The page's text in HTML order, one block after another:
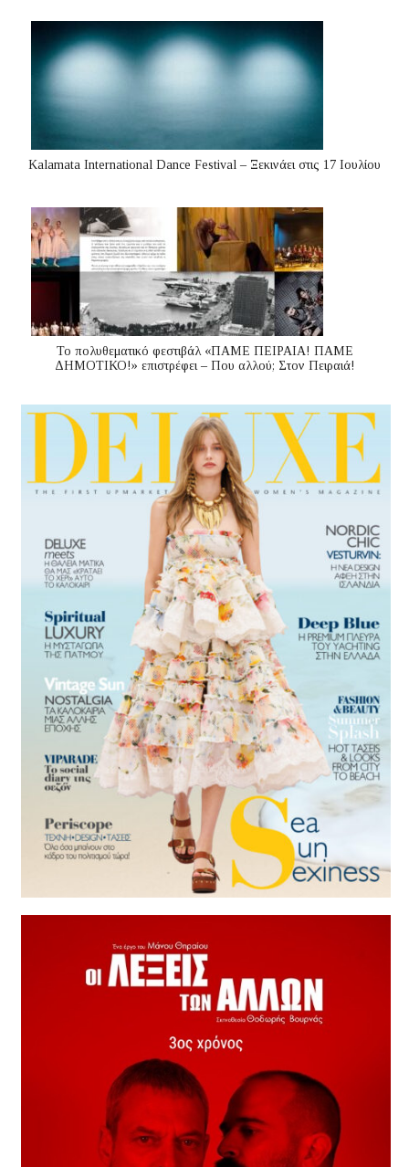
Kalamata International Dance Festival – Ξεκινάει στις 17 Ιουλίου
Το πολυθεματικό φεστιβάλ «ΠΑΜΕ ΠΕΙΡΑΙΑ! ΠΑΜΕ
ΔΗΜΟΤΙΚΟ!» επιστρέφει – Που αλλού; Στον Πειραιά!